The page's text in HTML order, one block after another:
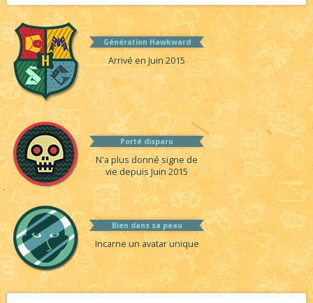
Génération Hawkward
Arrivé en Juin 2015
Porté disparu
N'a plus donné signe de
vie depuis Juin 2015
Bien dans sa peau
Incarne un avatar unique